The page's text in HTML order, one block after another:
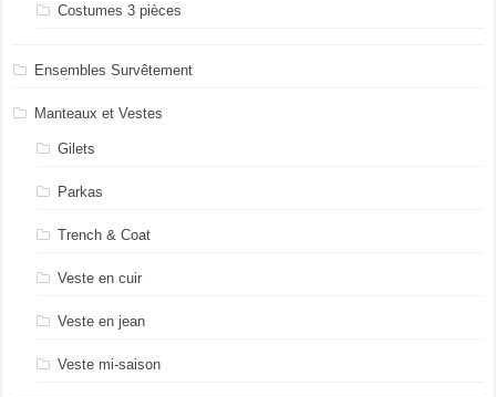
Costumes 3 pièces
Ensembles Survêtement
Manteaux et Vestes
Gilets
Parkas
Trench & Coat
Veste en cuir
Veste en jean
Veste mi-saison